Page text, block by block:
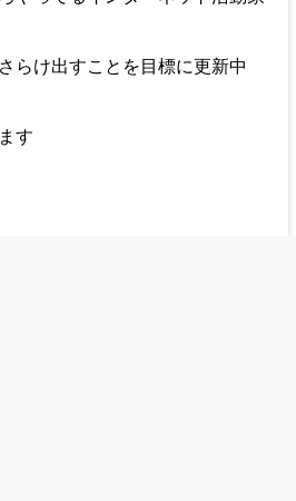
らけ出すことを目標に更新中
す